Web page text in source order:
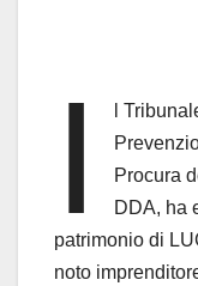
I
l
Procura
DDA, ha
patrimonio di
noto